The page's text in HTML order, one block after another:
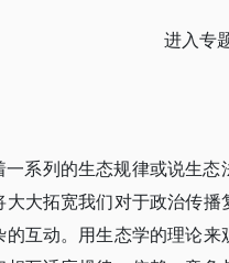
进入专
系列的生态规律或说生
大拓宽我们对于政治传
互动。用生态学的理论来